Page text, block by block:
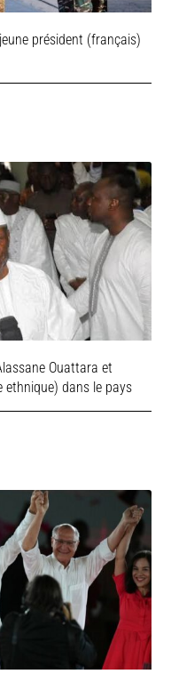
jeune président (français)
Ouattara et
ethnique) dans le pays